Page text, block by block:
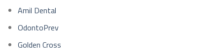
Amil Dental
OdontoPrev
Golden Cross